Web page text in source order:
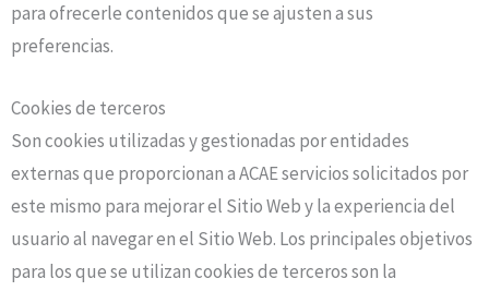
para ofrecerle contenidos que se ajusten a sus
preferencias.
Cookies de terceros
Son cookies utilizadas y gestionadas por entidades
externas que proporcionan aACAEservicios solicitados por
este mismo para mejorar el Sitio Web y la experiencia del
usuario al navegar en el Sitio Web. Los principales objetivos
para los que se utilizan cookies de terceros son la